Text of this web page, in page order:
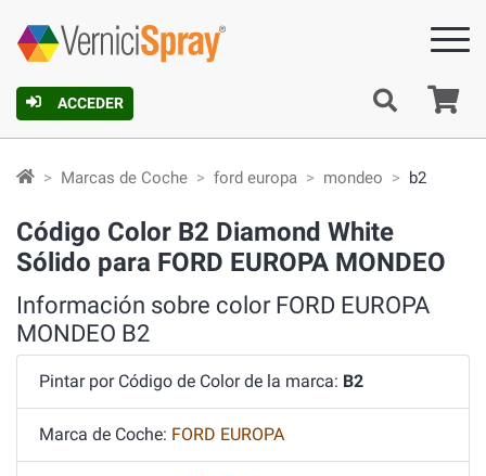
ACCEDER
Marcas de Coche ford europa mondeo b2
Código Color B2 Diamond White
Sólido para FORD EUROPA MONDEO
Información sobre color FORD EUROPA
MONDEO B2
Pintar por Código de Color de la marca: B2
Marca de Coche: FORD EUROPA